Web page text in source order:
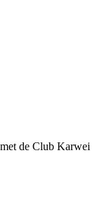
de Club Karwei